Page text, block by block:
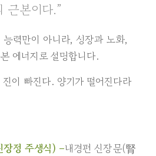
근본이다.”
력만이 아니라, 성장과 노화,
에너지로 설명합니다.
이 빠진다. 양기가 떨어진다라
정 주생식) –내경편 신장문(腎